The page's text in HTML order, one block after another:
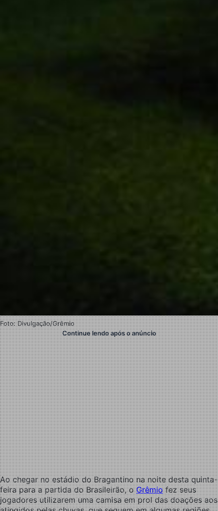
Foto: Divulgação/Grêmio
Continue lendo após o anúncio
Ao chegar no estádio do Bragantino na noite desta quinta-
feira para a partida do Brasileirão, oGrêmiofez seus
jogadores utilizarem uma camisa em prol das doações aos